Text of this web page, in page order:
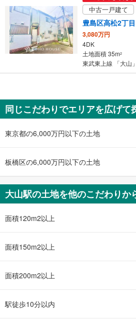
中古一戸建て
豊島区高松2丁目
3,080万円
4DK
土地面積 35m2
東武東上線 「大山
板橋区大山西町
3,280万円
15K
土地面積 115.63m
東武東上線 「大山
同じこだわりでエリアを広げて
東京都の6,000万円以下の土地
板橋区の6,000万円以下の土地
大山駅の土地を他のこだわりか
面積120m2以上
面積150m2以上
面積200m2以上
駅徒歩10分以内